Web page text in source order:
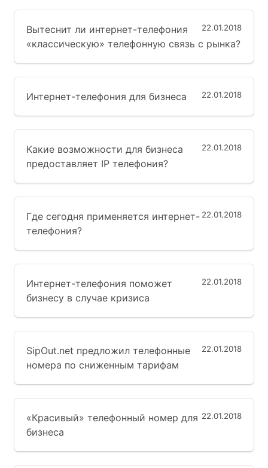
22.01.2018
Вытеснит ли интернет-телефония
«классическую» телефонную связь с рынка?
22.01.2018
Интернет-телефония для бизнеса
22.01.2018
Какие возможности для бизнеса
предоставляет IP телефония?
22.01.2018
Где сегодня применяется интернет-
телефония?
22.01.2018
Интернет-телефония поможет
бизнесу в случае кризиса
22.01.2018
SipOut.net предложил телефонные
номера по сниженным тарифам
22.01.2018
«Красивый» телефонный номер для
бизнеса